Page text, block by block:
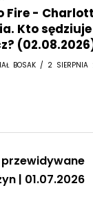
Fire -
Kto sędziuje
BOSAK / 2
przewidywane
| 01.07.2026